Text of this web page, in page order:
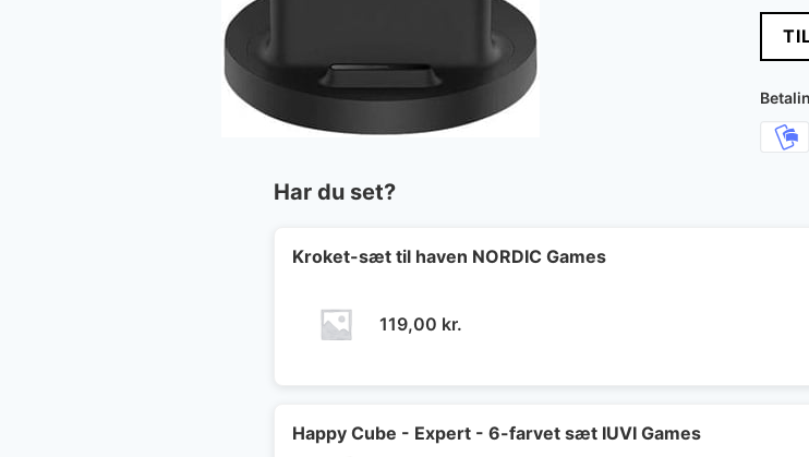
Har du set?
Kroket-sæt til haven NORDIC Games
119,00 kr.
Happy Cube - Expert - 6-farvet sæt IUVI Games